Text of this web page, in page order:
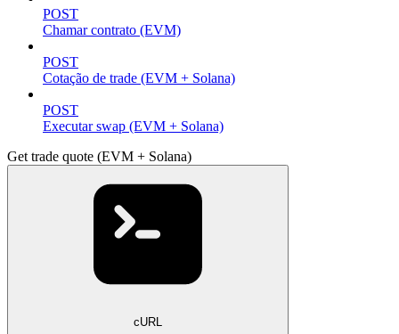
POST
Chamar contrato (EVM)
POST
Cotação de trade (EVM + Solana)
POST
Executar swap (EVM + Solana)
Get trade quote (EVM + Solana)
cURL